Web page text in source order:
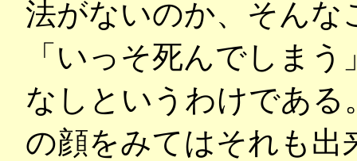
法がないのか、そんな
「いっそ死んでしま
なしというわけであ
の顔をみてはそれも出